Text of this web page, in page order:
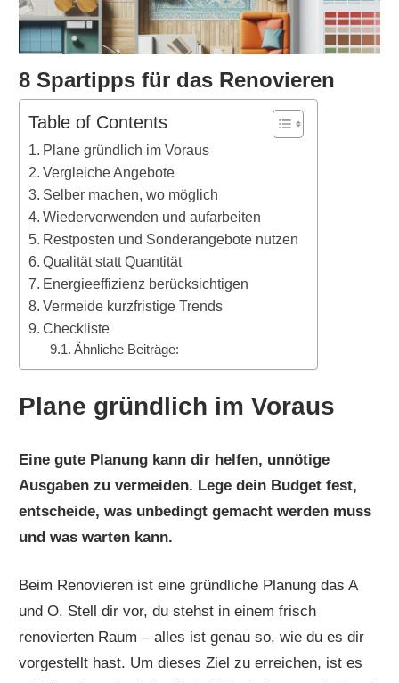
8 Spartipps für das Renovieren
Table of Contents
Plane gründlich im Voraus
Vergleiche Angebote
Selber machen, wo möglich
Wiederverwenden und aufarbeiten
Restposten und Sonderangebote nutzen
Qualität statt Quantität
Energieeffizienz berücksichtigen
Vermeide kurzfristige Trends
Checkliste
Ähnliche Beiträge:
Plane gründlich im Voraus
Eine gute Planung kann dir helfen, unnötige
Ausgaben zu vermeiden. Lege dein Budget fest,
entscheide, was unbedingt gemacht werden muss
und was warten kann.
Beim Renovieren ist eine gründliche Planung das A
und O. Stell dir vor, du stehst in einem frisch
renovierten Raum – alles ist genau so, wie du es dir
vorgestellt hast. Um dieses Ziel zu erreichen, ist es